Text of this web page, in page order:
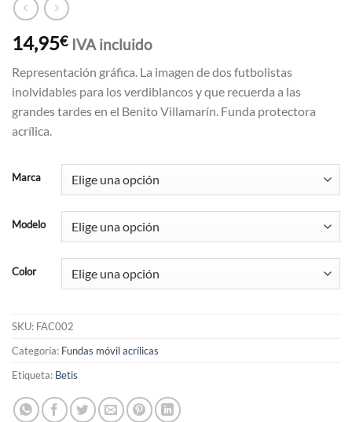
14,95€ IVA incluido
Representación gráfica. La imagen de dos futbolistas
inolvidables para los verdiblancos y que recuerda a las
grandes tardes en el Benito Villamarín. Funda protectora
acrílica.
Marca
Modelo
Color
SKU: FAC002
Categoría: Fundas móvil acrílicas
Etiqueta: Betis